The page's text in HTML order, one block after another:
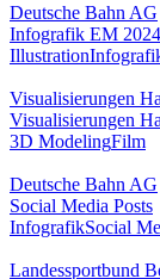
Deutsche Bahn AG
Infografik EM 2024
Illustration
Visualisierungen
Visualisierungen
3D ModelingFilm
Deutsche Bahn AG
Social Media Posts
InfografikSocial
Landessportbund